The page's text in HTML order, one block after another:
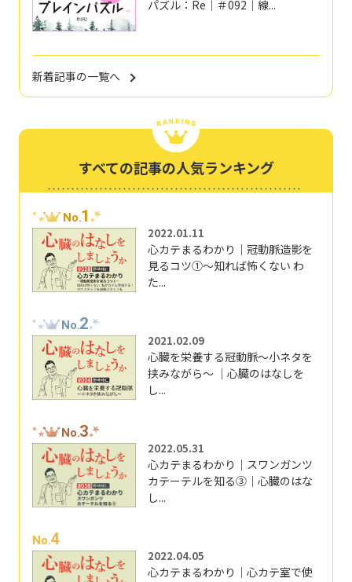
パズル：Re｜＃092｜線...
新着記事の一覧へ
すべての記事の人気ランキング
No.1
2022.01.11
心カテまるわかり｜冠動脈造影を
見るコツ①～知れば怖くない わ
た...
No.2
2021.02.09
心臓を栄養する冠動脈～小ネタを
挟みながら～ ｜心臓のはなしを
し...
No.3
2022.05.31
心カテまるわかり｜スワンガンツ
カテーテルを知る③｜心臓のはな
し...
No.4
2022.04.05
心カテまるわかり｜心カテ室で使